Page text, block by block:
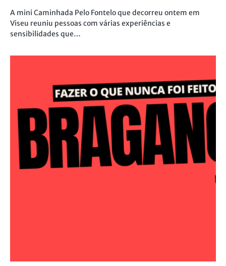
A mini Caminhada Pelo Fontelo que decorreu ontem em
Viseu reuniu pessoas com várias experiências e
sensibilidades que…